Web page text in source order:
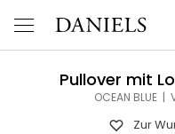
Pullover mit
OCEAN BLUE |
Zur